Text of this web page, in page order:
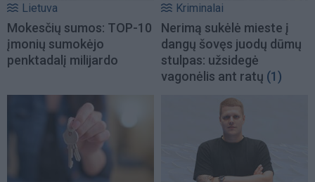
Lietuva
Mokesčių sumos: TOP-10
įmonių sumokėjo
penktadalį milijardo
Kriminalai
Nerimą sukėlė mieste į
dangų šovęs juodų dūmų
stulpas: užsidegė
vagonėlis ant ratų (1)